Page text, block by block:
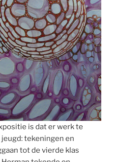
is dat er werk te
jeugd: tekeningen en
tot de vierde klas